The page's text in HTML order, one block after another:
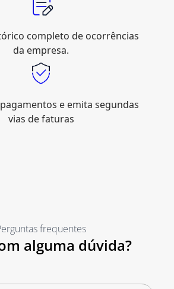
completo de ocorrências
da empresa.
e emita segundas
vias de faturas
frequentes
alguma dúvida?